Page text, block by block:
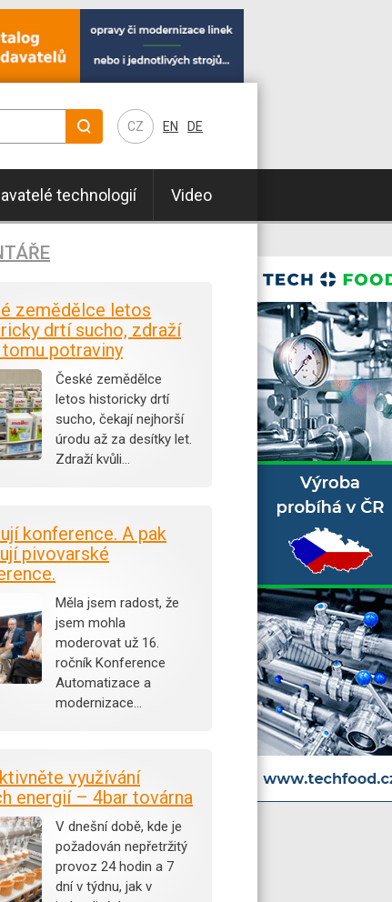
CZ EN DE
technologií Video
zemědělce letos
drtí sucho, zdraží
potraviny
České zemědělce
letos historicky drtí
sucho, čekají nejhorší
úrodu až za desítky let.
Zdraží kvůli…
konference. A pak
pivovarské
Měla jsem radost, že
jsem mohla
moderovat už 16.
ročník Konference
Automatizace a
modernizace…
využívání
energií – 4bar továrna
V dnešní době, kde je
požadován nepřetržitý
provoz 24 hodin a 7
dní v týdnu, jak v